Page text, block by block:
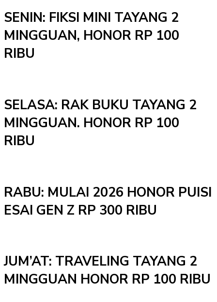
SENIN: FIKSI MINI TAYANG 2
MINGGUAN, HONOR RP 100
RIBU
SELASA: RAK BUKU TAYANG 2
MINGGUAN. HONOR RP 100
RIBU
RABU: MULAI 2026 HONOR PUISI
ESAI GEN Z RP 300 RIBU
JUM’AT: TRAVELING TAYANG 2
MINGGUAN HONOR RP 100 RIBU